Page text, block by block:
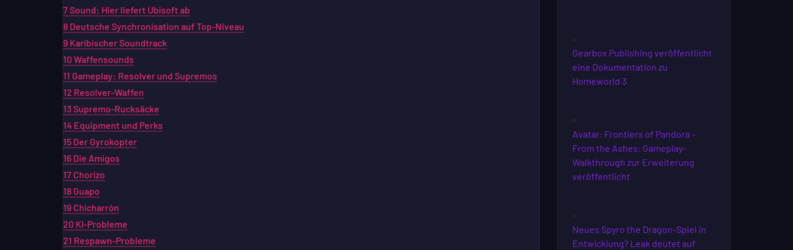
7Sound: Hier liefert Ubisoft ab
8 Deutsche Synchronisation auf Top-Niveau
9 Karibischer Soundtrack
10 Waffensounds
11 Gameplay: Resolver und Supremos
12 Resolver-Waffen
13Supremo-Rucksäcke
14 Equipment und Perks
15 Der Gyrokopter
16 Die Amigos
17 Chorizo
18 Guapo
19 Chicharrón
20 KI-Probleme
21 Respawn-Probleme
Gearbox Publishing veröffentlicht
eine Dokumentation zu
Homeworld 3
Avatar: Frontiers of Pandora –
From the Ashes: Gameplay-
Walkthrough zur Erweiterung
veröffentlicht
Neues Spyro the Dragon-Spiel in
Entwicklung? Leak deutet auf